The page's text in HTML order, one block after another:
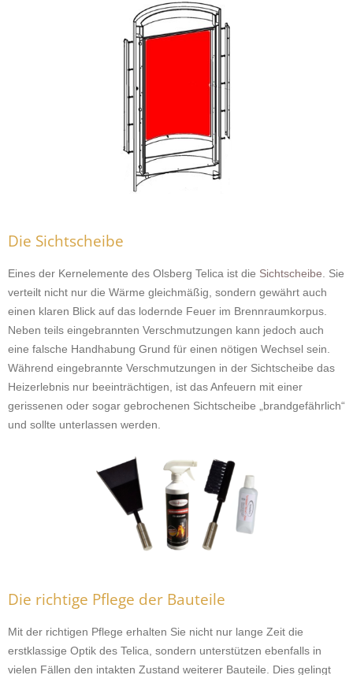
Die Sichtscheibe
Eines der Kernelemente des Olsberg Telica ist die Sichtscheibe . Sie
verteilt nicht nur die Wärme gleichmäßig, sondern gewährt auch
einen klaren Blick auf das lodernde Feuer im Brennraumkorpus.
Neben teils eingebrannten Verschmutzungen kann jedoch auch
eine falsche Handhabung Grund für einen nötigen Wechsel sein.
Während eingebrannte Verschmutzungen in der Sichtscheibe das
Heizerlebnis nur beeinträchtigen, ist das Anfeuern mit einer
gerissenen oder sogar gebrochenen Sichtscheibe „brandgefährlich“
und sollte unterlassen werden.
Die richtige Pflege der Bauteile
Mit der richtigen Pflege erhalten Sie nicht nur lange Zeit die
erstklassige Optik des Telica, sondern unterstützen ebenfalls in
vielen Fällen den intakten Zustand weiterer Bauteile. Dies gelingt